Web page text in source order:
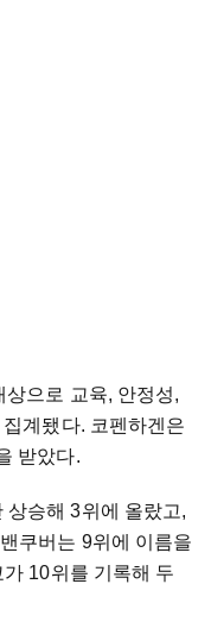
으로 교육, 안정성,
계됐다. 코펜하겐은
받았다.
상승해 3위에 올랐고,
쿠버는 9위에 이름을
10위를 기록해 두